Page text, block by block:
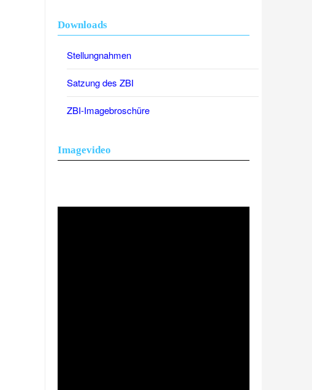
Downloads
Stellungnahmen
Satzung des ZBI
ZBI-Imagebroschüre
Imagevideo